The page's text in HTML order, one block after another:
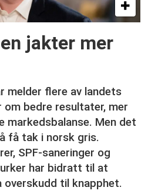
jakter mer
melder flere av landets
bedre resultater, mer
Men det
få tak i norsk gris.
SPF-saneringer og
har bidratt til at
til knapphet.